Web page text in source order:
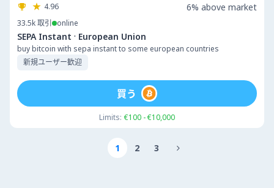
4.96
33.5k取引 online
SEPA Instant · European Union
buy bitcoin with sepa instant to some european countries
新規ユーザー歓迎
6% above market
Limits: €100 - €10,000
買う
1 2 3 